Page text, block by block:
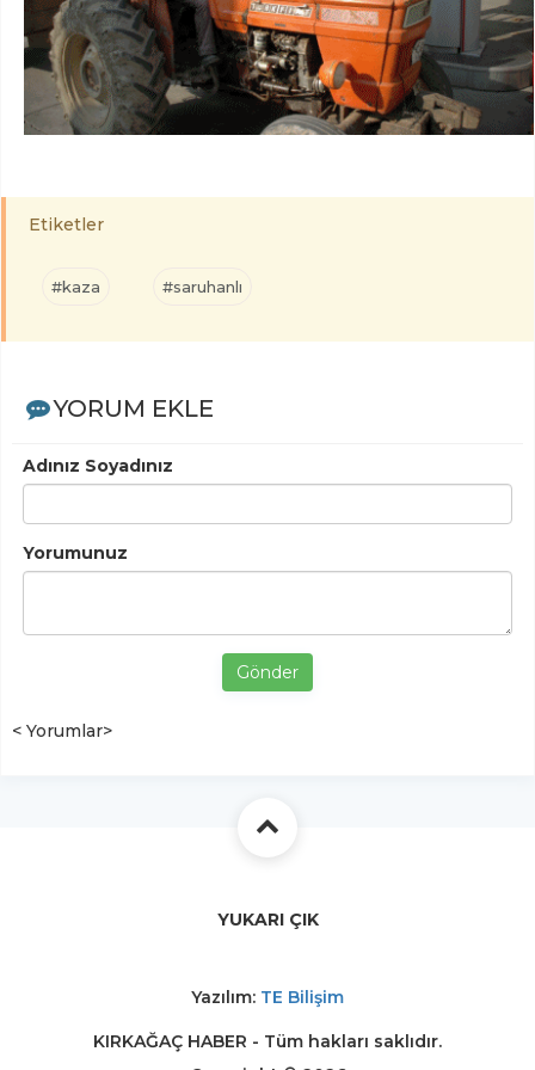
Etiketler
#kaza #saruhanlı
YORUM EKLE
Adınız Soyadınız
Yorumunuz
Gönder
< Yorumlar>
YUKARI ÇIK
Yazılım: TE Bilişim
KIRKAĞAÇ HABER - Tüm hakları saklıdır.